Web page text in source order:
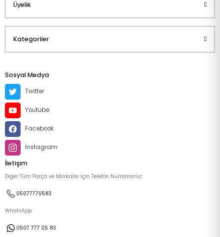
Üyelik
Kategoriler
Sosyal Medya
Twitter
Youtube
Facebook
Instagram
İletişim
Diğer Tüm Parça ve Markalar İçin Telefon Numaramız:
05077770583
WhatsApp
0507 777 05 83